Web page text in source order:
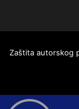
Zaštita autorskog